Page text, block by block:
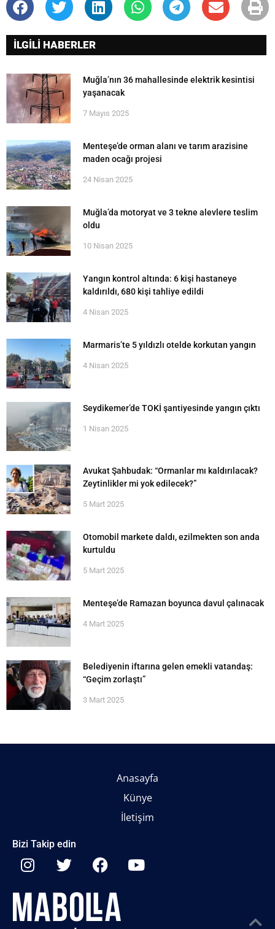
İLGİLİ HABERLER
Muğla’nın 36 mahallesinde elektrik kesintisi
yaşanacak
7 Mayıs 2025
Menteşe’de orman alanı ve tarım arazisine
maden ocağı projesi
24 Nisan 2025
Muğla’da motoryat ve 3 tekne alevlere teslim
oldu
10 Nisan 2025
Yangın kontrol altında: 6 kişi hastaneye
kaldırıldı, 680 kişi tahliye edildi
4 Nisan 2025
Marmaris’te 5 yıldızlı otelde korkutan yangın
4 Nisan 2025
Seydikemer’de TOKİ şantiyesinde yangın çıktı
1 Nisan 2025
Avukat Şahbudak: “Ormanlar mı kaldırılacak?
Zeytinlikler mi yok edilecek?”
5 Mart 2025
Otomobil markete daldı, ezilmekten son anda
kurtuldu
5 Mart 2025
Menteşe’de Ramazan boyunca davul çalınacak
4 Mart 2025
Belediyenin iftarına gelen emekli vatandaş:
“Geçim zorlaştı”
3 Mart 2025
Anasayfa
Künye
İletişim
Bizi Takip edin